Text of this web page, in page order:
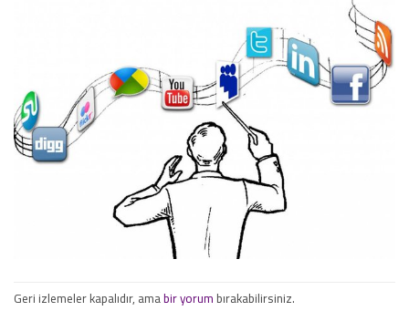
Geri izlemeler kapalıdır, amabir yorum bırakabilirsiniz.